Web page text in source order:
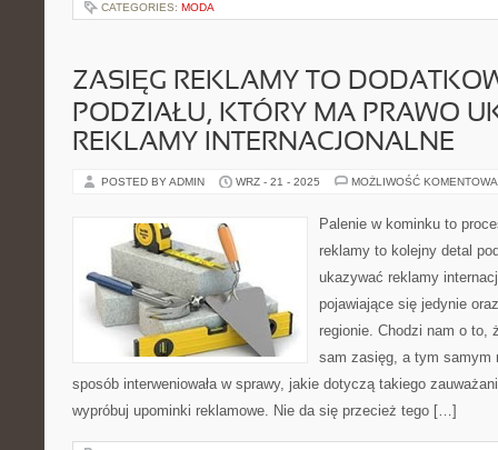
CATEGORIES: MODA
ZASIĘG REKLAMY TO
PODZIAŁU, KTÓRY MA PRAWO
REKLAMY INTERNACJONALNE
POSTED BY ADMIN WRZ - 21 - 2025 MOŻLIWOŚĆ
Palenie w kominku to
reklamy to kolejny detal
ukazywać reklamy
pojawiające się jedynie
regionie. Chodzi nam o to,
sam zasięg, a tym samym
sposób interweniowała w sprawy, jakie dotyczą takiego
wypróbuj upominki reklamowe. Nie da się przecież tego […]